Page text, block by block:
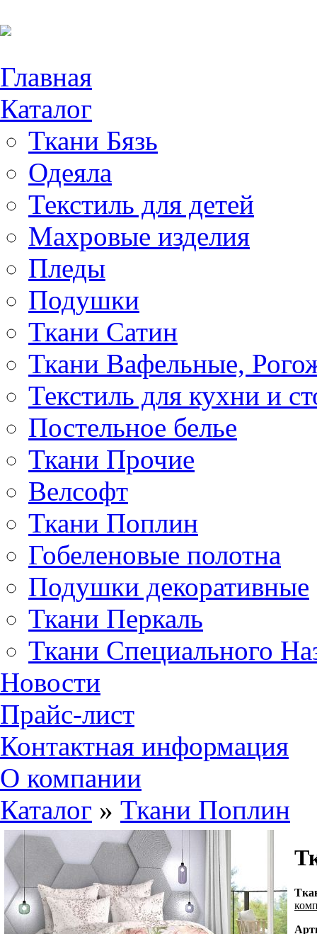
Главная
Каталог
Ткани Бязь
Одеяла
Текстиль для детей
Махровые изделия
Пледы
Подушки
Ткани Сатин
Ткани Вафельные,
Текстиль для кухни и
Постельное белье
Ткани Прочие
Велсофт
Ткани Поплин
Гобеленовые полотна
Подушки декоративные
Ткани Перкаль
Ткани Специального
Новости
Прайс-лист
Контактная информация
О компании
Каталог » Ткани Поплин
Т